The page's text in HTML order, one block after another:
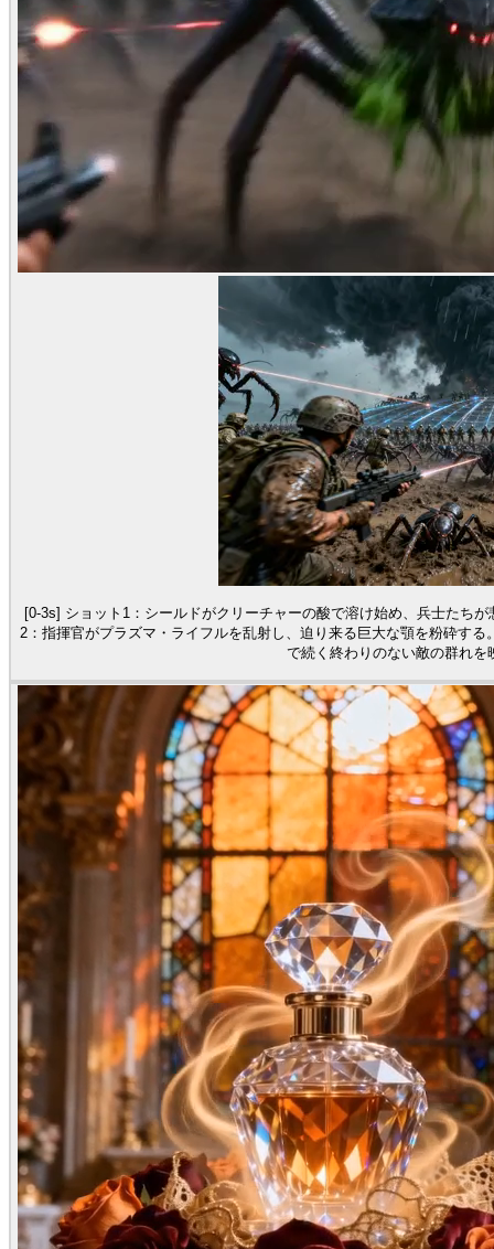
[0-3s] ショット1：シールドがクリーチャーの酸で溶け始め、兵士たち
2：指揮官がプラズマ・ライフルを乱射し、迫り来る巨大な顎を粉砕す
で続く終わりのない敵の群れ